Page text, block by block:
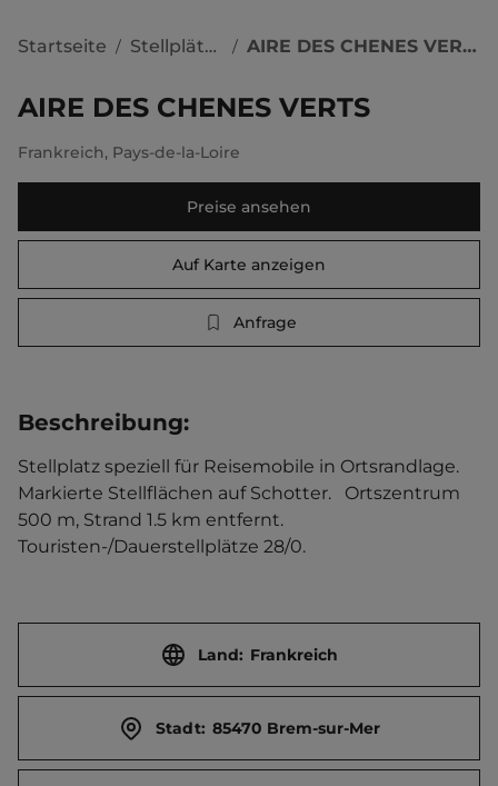
Startseite / Stellplätze / AIRE DES CHENES VERTS
AIRE DES CHENES VERTS
Frankreich, Pays-de-la-Loire
Preise ansehen
Auf Karte anzeigen
Anfrage
Beschreibung:
Stellplatz speziell für Reisemobile in Ortsrandlage.
Markierte Stellflächen auf Schotter.   Ortszentrum
500 m, Strand 1.5 km entfernt.
Touristen-/Dauerstellplätze 28/0.
Land: Frankreich
Stadt: 85470 Brem-sur-Mer